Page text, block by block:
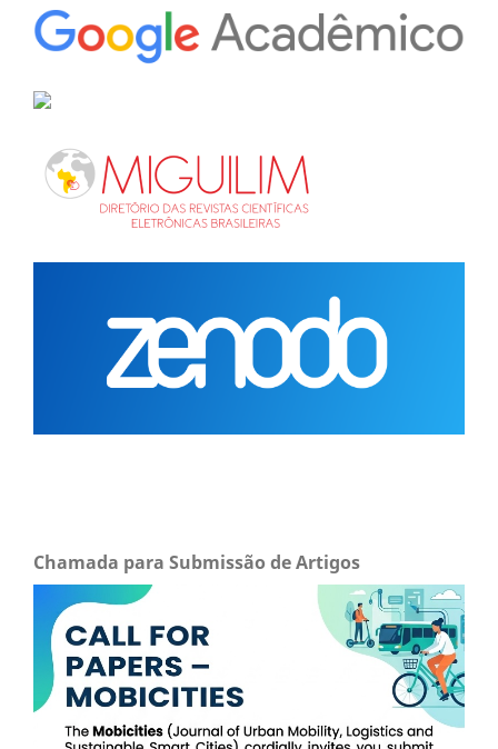
Chamada para Submissão de Artigos